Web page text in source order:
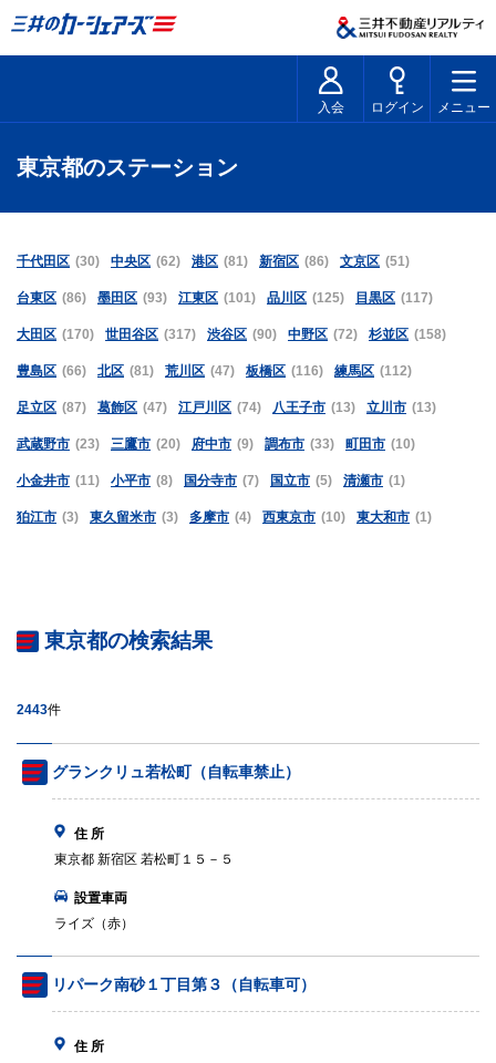
入会 ログイン メニュー
東京都のステーション
千代田区 (30) 中央区 (62) 港区 (81) 新宿区 (86) 文京区 (51)
台東区 (86) 墨田区 (93) 江東区 (101) 品川区 (125) 目黒区 (117)
大田区 (170) 世田谷区 (317) 渋谷区 (90) 中野区 (72) 杉並区 (158)
豊島区 (66) 北区 (81) 荒川区 (47) 板橋区 (116) 練馬区 (112)
足立区 (87) 葛飾区 (47) 江戸川区 (74) 八王子市 (13) 立川市 (13)
武蔵野市 (23) 三鷹市 (20) 府中市 (9) 調布市 (33) 町田市 (10)
小金井市 (11) 小平市 (8) 国分寺市 (7) 国立市 (5) 清瀬市 (1)
狛江市 (3) 東久留米市 (3) 多摩市 (4) 西東京市 (10) 東大和市 (1)
東京都の検索結果
2443件
グランクリュ若松町（自転車禁止）
住 所
東京都 新宿区 若松町１５－５
設置車両
ライズ（赤）
リパーク南砂１丁目第３（自転車可）
住 所